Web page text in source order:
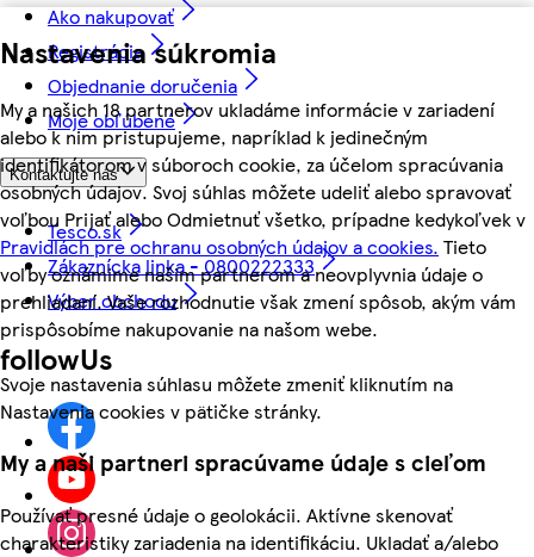
Nastavenia súkromia
My a našich 18 partnerov ukladáme informácie v zariadení
alebo k nim pristupujeme, napríklad k jedinečným
identifikátorom v súboroch cookie, za účelom spracúvania
osobných údajov. Svoj súhlas môžete udeliť alebo spravovať
voľbou Prijať alebo Odmietnuť všetko, prípadne kedykoľvek v
Pravidlách pre ochranu osobných údajov a cookies. Tieto
voľby oznámime našim partnerom a neovplyvnia údaje o
prehliadaní. Vaše rozhodnutie však zmení spôsob, akým vám
prispôsobíme nakupovanie na našom webe.
Svoje nastavenia súhlasu môžete zmeniť kliknutím na
Nastavenia cookies v pätičke stránky.
My a naši partneri spracúvame údaje s cieľom
Používať presné údaje o geolokácii. Aktívne skenovať
charakteristiky zariadenia na identifikáciu. Ukladať a/alebo
Ako nakupovať
Registrácia
Objednanie doručenia
Moje obľúbené
Kontaktujte nás
Tesco.sk
Zákaznícka linka - 0800222333
Výber obchodu
followUs